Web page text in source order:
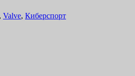
, Valve, Киберспорт